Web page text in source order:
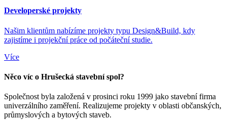
Developerské projekty
Našim klientům nabízíme projekty typu Design&Build, kdy
zajistíme i projekční práce od počáteční studie.
Více
Něco víc o Hrušecká stavební spol?
Společnost byla založená v prosinci roku 1999 jako stavební firma
univerzálního zaměření. Realizujeme projekty v oblasti občanských,
průmyslových a bytových staveb.